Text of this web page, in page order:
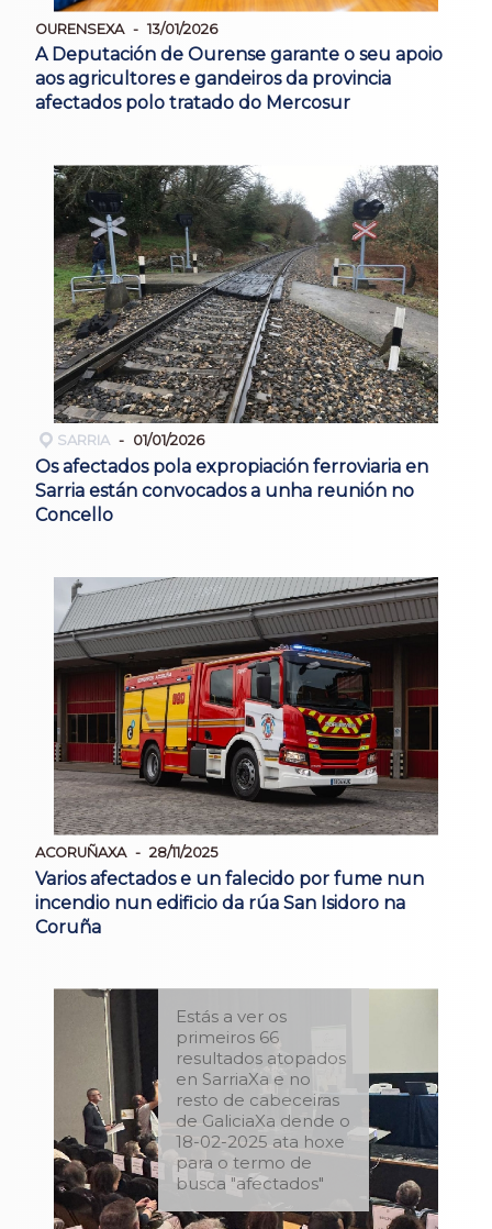
OURENSEXA 13/01/2026
A Deputación de Ourense garante o seu apoio
aos agricultores e gandeiros da provincia
afectados polo tratado do Mercosur
SARRIA 01/01/2026
Os afectados pola expropiación ferroviaria en
Sarria están convocados a unha reunión no
Concello
ACORUÑAXA 28/11/2025
Varios afectados e un falecido por fume nun
incendio nun edificio da rúa San Isidoro na
Coruña
Estás a ver os
primeiros 66
resultados atopados
en SarriaXa e no
resto de cabeceiras
de GaliciaXa dende o
18-02-2025 ata hoxe
para o termo de
busca "afectados"